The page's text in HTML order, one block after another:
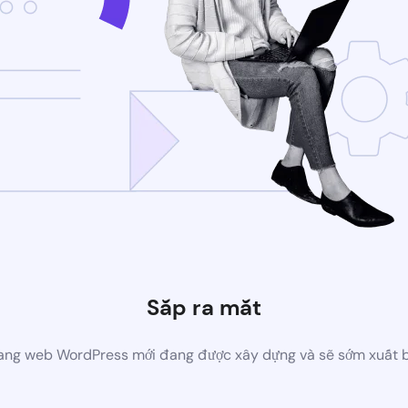
Sắp ra mắt
web WordPress mới đang được xây dựng và sẽ sớm xuất